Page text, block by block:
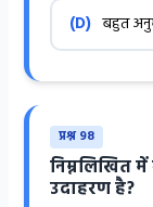
(D) बहुत
प्रश्न 98
निम्नलिखित
उदाहरण है?